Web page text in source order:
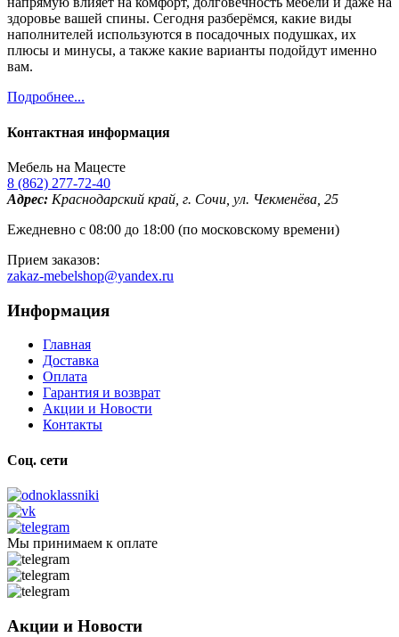
здоровье вашей спины. Сегодня разберёмся, какие виды
наполнителей используются в посадочных подушках, их
плюсы и минусы, а также какие варианты подойдут именно
вам.
Подробнее...
Контактная информация
Мебель на Мацесте
8 (862) 277-72-40
Адрес: Краснодарский край, г. Сочи, ул. Чекменёва, 25
Ежедневно с 08:00 до 18:00 (по московскому времени)
Прием заказов:
zakaz-mebelshop@yandex.ru
Информация
Главная
Доставка
Оплата
Гарантия и возврат
Акции и Новости
Контакты
Соц. сети
Мы принимаем к оплате
Акции и Новости